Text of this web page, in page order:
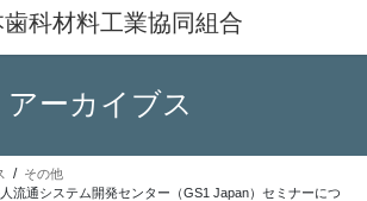
歯科材料工業協同組合
アーカイブス
その他
流通システム開発センター（GS1 Japan）セミナーにつ